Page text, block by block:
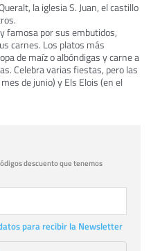
la iglesia S. Juan, el castillo
famosa por sus embutidos,
carnes. Los platos más
de maíz o albóndigas y carne a
Celebra varias fiestas, pero las
de junio) y Els Elois (en el
descuento que tenemos
para recibir la Newsletter